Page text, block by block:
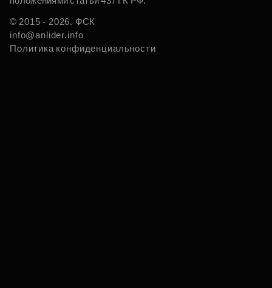
© 2015 - 2026. ФСК
info@anlider.info
Политика конфиденциальности